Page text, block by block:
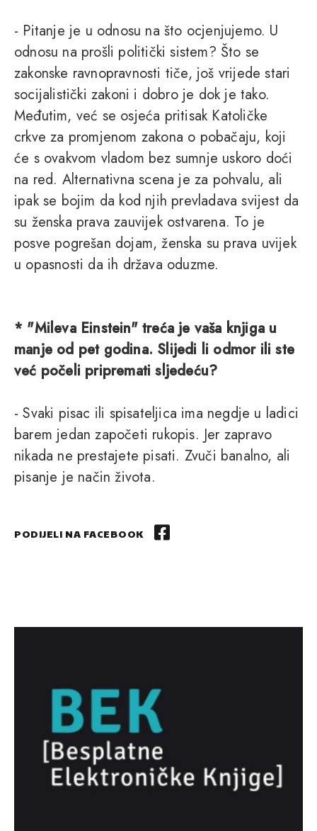
- Pitanje je u odnosu na što ocjenjujemo. U
odnosu na prošli politički sistem? Što se
zakonske ravnopravnosti tiče, još vrijede stari
socijalistički zakoni i dobro je dok je tako.
Međutim, već se osjeća pritisak Katoličke
crkve za promjenom zakona o pobačaju, koji
će s ovakvom vladom bez sumnje uskoro doći
na red. Alternativna scena je za pohvalu, ali
ipak se bojim da kod njih prevladava svijest da
su ženska prava zauvijek ostvarena. To je
posve pogrešan dojam, ženska su prava uvijek
u opasnosti da ih država oduzme.
* "Mileva Einstein" treća je vaša knjiga u
manje od pet godina. Slijedi li odmor ili ste
već počeli pripremati sljedeću?
- Svaki pisac ili spisateljica ima negdje u ladici
barem jedan započeti rukopis. Jer zapravo
nikada ne prestajete pisati. Zvuči banalno, ali
pisanje je način života.
PODIJELI NA FACEBOOK